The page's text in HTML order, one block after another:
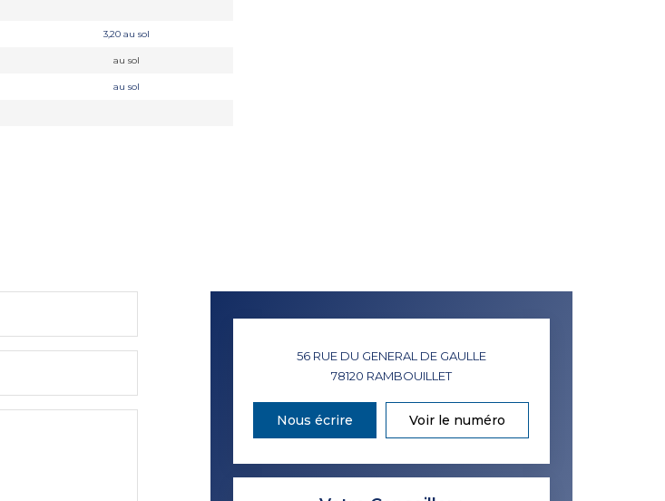
3,20 au sol
au sol
au sol
56 RUE DU GENERAL DE GAULLE
78120 RAMBOUILLET
Nous écrire Voir le numéro